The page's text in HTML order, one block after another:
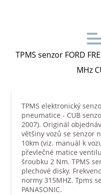
TPMS senzor FORD
MHz
TPMS elektronický
pneumatice - CUB
2007). Originál
většiny vozů se senzor
10km (viz. manuál k
převlečné matice
šroubku 2 Nm. TPMS
plechové disky.
normy 315MHZ. Tpms
PANASONIC.